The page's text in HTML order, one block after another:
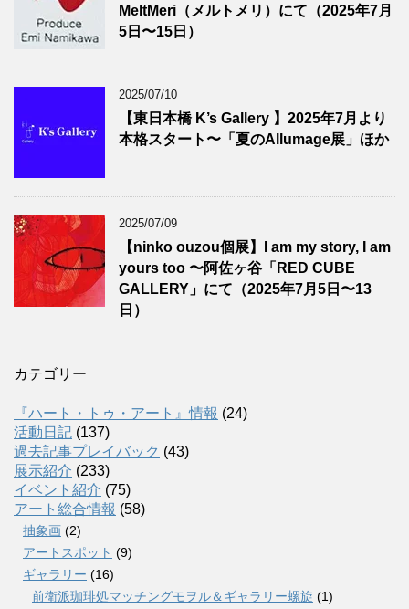
MeltMeri（メルトメリ）にて（2025年7月
5日〜15日）
2025/07/10
【東日本橋 K’s Gallery 】2025年7月より
本格スタート〜「夏のAllumage展」ほか
2025/07/09
【ninko ouzou個展】I am my story, I am
yours too 〜阿佐ヶ谷「RED CUBE
GALLERY」にて（2025年7月5日〜13
日）
カテゴリー
『ハート・トゥ・アート』情報 (24)
活動日記 (137)
過去記事プレイバック (43)
展示紹介 (233)
イベント紹介 (75)
アート総合情報 (58)
抽象画 (2)
アートスポット (9)
ギャラリー (16)
前衛派珈琲処マッチングモヲル＆ギャラリー螺旋 (1)